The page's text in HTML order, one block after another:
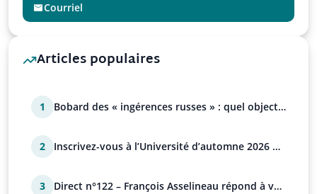
Courriel
Articles populaires
1
Bobard des « ingérences russes » : quel objectif
2
Inscrivez-vous à l’Université d’automne 2026 de
3
Direct n°122 – François Asselineau répond à vos